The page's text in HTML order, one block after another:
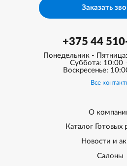
+375 44
Понедельник -
Суббота: 10:00
Воскресенье:
Все
О
Каталог Готовых
Новости и
Салоны
Заказать